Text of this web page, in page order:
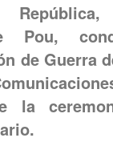
Pou,
de Guerra
la